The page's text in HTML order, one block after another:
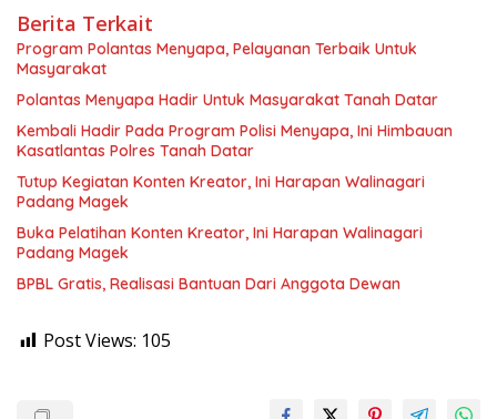
Berita Terkait
Program Polantas Menyapa, Pelayanan Terbaik Untuk
Masyarakat
Polantas Menyapa Hadir Untuk Masyarakat Tanah Datar
Kembali Hadir Pada Program Polisi Menyapa, Ini Himbauan
Kasatlantas Polres Tanah Datar
Tutup Kegiatan Konten Kreator, Ini Harapan Walinagari
Padang Magek
Buka Pelatihan Konten Kreator, Ini Harapan Walinagari
Padang Magek
BPBL Gratis, Realisasi Bantuan Dari Anggota Dewan
Post Views: 105